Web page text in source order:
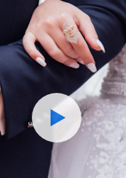
Watch